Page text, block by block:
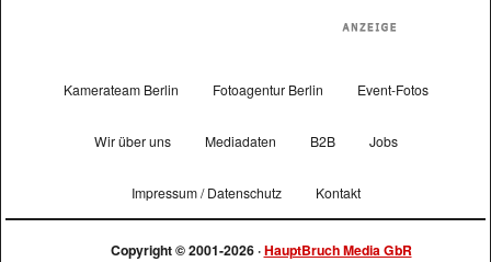
Kamerateam Berlin Fotoagentur Berlin Event-Fotos
Wir über uns Mediadaten B2B Jobs
Impressum / Datenschutz Kontakt
Copyright © 2001-2026 ·HauptBruch Media GbR